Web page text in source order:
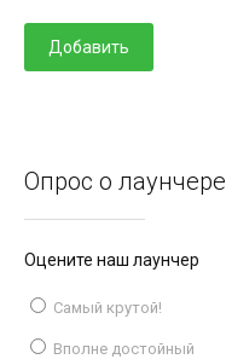
Опрос о лаунчере
Оцените наш лаунчер
Самый крутой!
Вполне достойный